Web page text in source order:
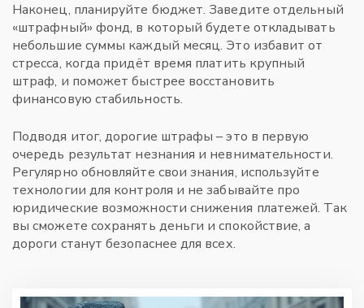
Наконец, планируйте бюджет. Заведите отдельный
«штрафный» фонд, в который будете откладывать
небольшие суммы каждый месяц. Это избавит от
стресса, когда придёт время платить крупный
штраф, и поможет быстрее восстановить
финансовую стабильность.
Подводя итог, дорогие штрафы – это в первую
очередь результат незнания и невнимательности.
Регулярно обновляйте свои знания, используйте
технологии для контроля и не забывайте про
юридические возможности снижения платежей. Так
вы сможете сохранять деньги и спокойствие, а
дороги станут безопаснее для всех.